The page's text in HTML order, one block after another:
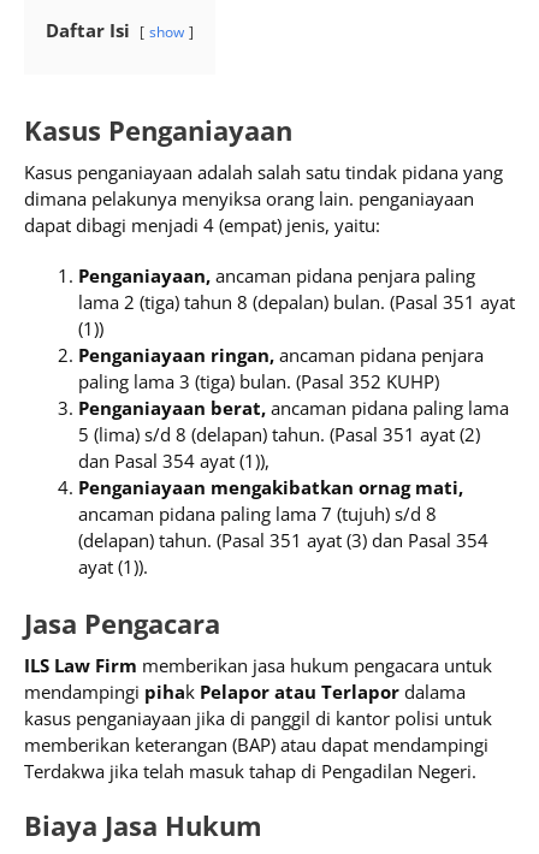
Daftar Isi show
Kasus Penganiayaan
Kasus penganiayaan adalah salah satu tindak pidana yang
dimana pelakunya menyiksa orang lain. penganiayaan
dapat dibagi menjadi 4 (empat) jenis, yaitu:
Penganiayaan, ancaman pidana penjara paling
lama 2 (tiga) tahun 8 (depalan) bulan. (Pasal 351 ayat
(1))
Penganiayaan ringan, ancaman pidana penjara
paling lama 3 (tiga) bulan. (Pasal 352 KUHP)
Penganiayaan berat, ancaman pidana paling lama
5 (lima) s/d 8 (delapan) tahun. (Pasal 351 ayat (2)
dan Pasal 354 ayat (1)),
Penganiayaan mengakibatkan ornag mati,
ancaman pidana paling lama 7 (tujuh) s/d 8
(delapan) tahun. (Pasal 351 ayat (3) dan Pasal 354
ayat (1)).
Jasa Pengacara
ILS Law Firm memberikan jasa hukum pengacara untuk
mendampingi pihak Pelapor atau Terlapor dalama
kasus penganiayaan jika di panggil di kantor polisi untuk
memberikan keterangan (BAP) atau dapat mendampingi
Terdakwa jika telah masuk tahap di Pengadilan Negeri.
Biaya Jasa Hukum